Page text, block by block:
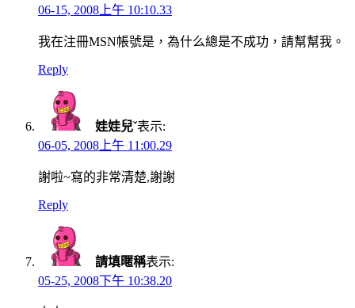
06-15, 2008上午 10:10.33
我在注冊MSN帳號是，為什么總是不成功，請幫幫我。
Reply
娃娃兒ˇ表示:
06-05, 2008上午 11:00.29
謝啦~寫的非常清楚,謝謝
Reply
請填暱稱表示:
05-25, 2008下午 10:38.20